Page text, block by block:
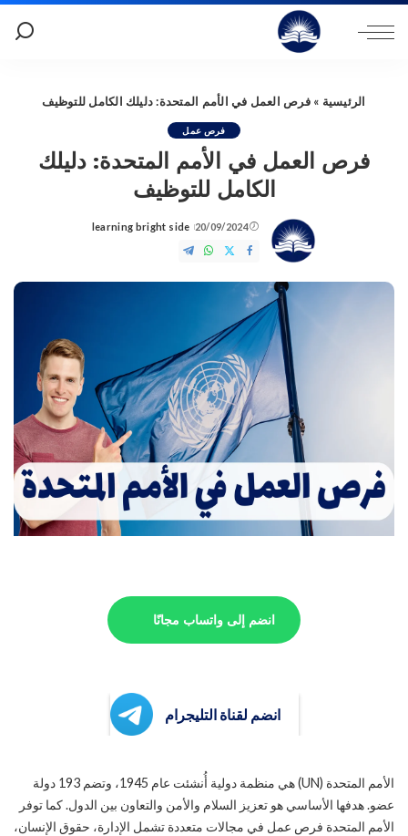
الرئيسية »فرص العمل في الأمم المتحدة: دليلك الكامل للتوظيف
فرص عمل
فرص العمل في الأمم المتحدة: دليلك
الكامل للتوظيف
20/09/2024
Posted
by
learning bright side
انضم إلى واتساب مجانًا
انضم لقناة التليجرام
الأمم المتحدة (UN) هي منظمة دولية أُنشئت عام 1945، وتضم 193 دولة
عضو. هدفها الأساسي هو تعزيز السلام والأمن والتعاون بين الدول. كما توفر
الأمم المتحدة فرص عمل في مجالات متعددة تشمل الإدارة، حقوق الإنسان،